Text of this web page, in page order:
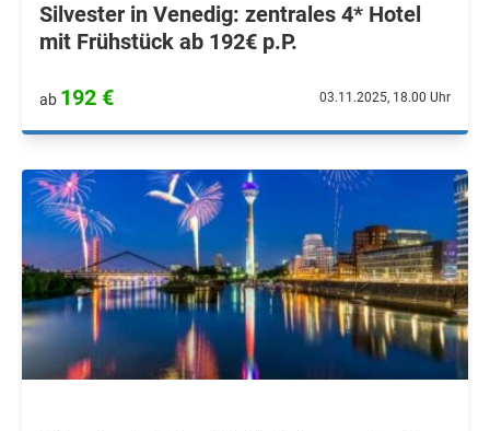
Silvester in Venedig: zentrales 4* Hotel
mit Frühstück ab 192€ p.P.
ab 192 € 03.11.2025, 18.00 Uhr